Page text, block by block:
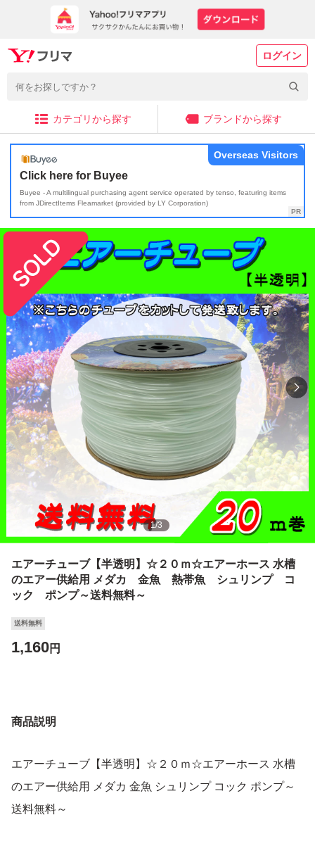
ログイン
カテゴリから探す ブランドから探す
Click here for Buyee
Buyee - A multilingual purchasing agent service operated by tenso, featuring items
from JDirectItems Fleamarket (provided by LY Corporation)
Overseas Visitors
1/3
エアーチューブ【半透明】☆２０ｍ☆エアーホース 水槽
のエアー供給用 メダカ 金魚 熱帯魚 シュリンプ コ
ック ポンプ～送料無料～
送料無料
1,160円
商品説明
エアーチューブ【半透明】☆２０ｍ☆エアーホース 水槽
のエアー供給用 メダカ 金魚 シュリンプ コック ポンプ～
送料無料～